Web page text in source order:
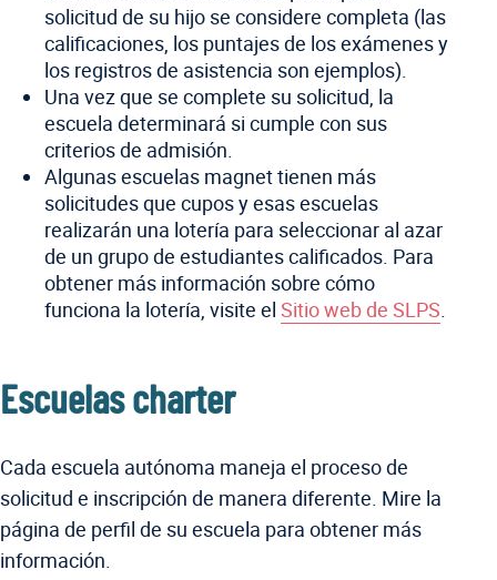
solicitud de su hijo se considere completa (las
calificaciones, los puntajes de los exámenes y
los registros de asistencia son ejemplos).
Una vez que se complete su solicitud, la
escuela determinará si cumple con sus
criterios de admisión.
Algunas escuelas magnet tienen más
solicitudes que cupos y esas escuelas
realizarán una lotería para seleccionar al azar
de un grupo de estudiantes calificados. Para
obtener más información sobre cómo
funciona la lotería, visite el Sitio web de SLPS.
Escuelas charter
Cada escuela autónoma maneja el proceso de
solicitud e inscripción de manera diferente. Mire la
página de perfil de su escuela para obtener más
información.